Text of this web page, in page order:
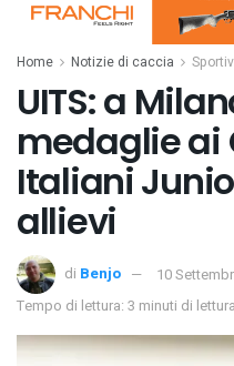
Home Notizie di caccia
UITS: a
medaglie
Italiani
allievi
di Benjo
10
Tempo di lettura: 3 minuti di lettura